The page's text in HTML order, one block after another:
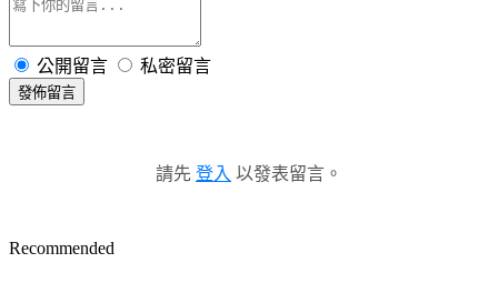
公開留言 私密留言
發佈留言
請先 登入 以發表留言。
Recommended